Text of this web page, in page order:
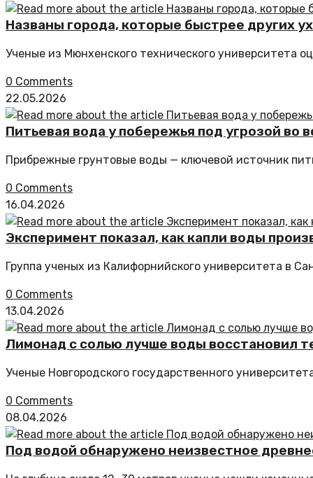
Названы города, которые быстрее других
Ученые из Мюнхенского технического университета
0 Comments
22.05.2026
Питьевая вода у побережья под угрозой во
Прибрежные грунтовые воды — ключевой источник
0 Comments
16.04.2026
Эксперимент показал, как капли воды
Группа ученых из Калифорнийского университета в
0 Comments
13.04.2026
Лимонад с солью лучше воды восстановил
Ученые Новгородского государственного
0 Comments
08.04.2026
Под водой обнаружено неизвестное